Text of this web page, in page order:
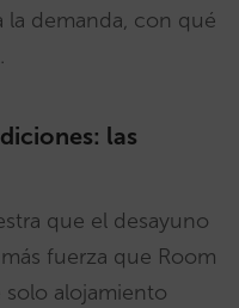
la demanda, con qué
las
que el desayuno
fuerza que Room
solo alojamiento